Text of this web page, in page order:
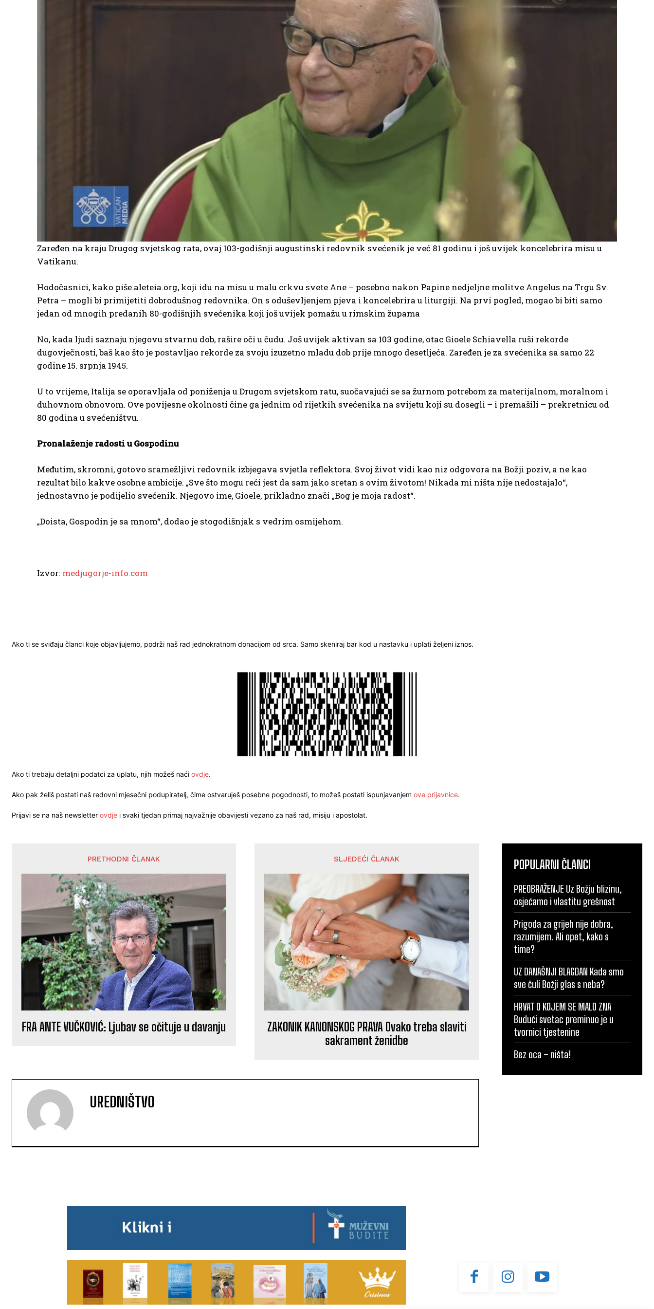
Zaređen na kraju Drugog svjetskog rata, ovaj 103-godišnji augustinski redovnik svećenik je već 81 godinu i još uvijek koncelebrira misu u
Vatikanu.
Hodočasnici, kako piše aleteia.org, koji idu na misu u malu crkvu svete Ane – posebno nakon Papine nedjeljne molitve Angelus na Trgu Sv.
Petra – mogli bi primijetiti dobrodušnog redovnika. On s oduševljenjem pjeva i koncelebrira u liturgiji. Na prvi pogled, mogao bi biti samo
jedan od mnogih predanih 80-godišnjih svećenika koji još uvijek pomažu u rimskim župama
No, kada ljudi saznaju njegovu stvarnu dob, rašire oči u čudu. Još uvijek aktivan sa 103 godine, otac Gioele Schiavella ruši rekorde
dugovječnosti, baš kao što je postavljao rekorde za svoju izuzetno mladu dob prije mnogo desetljeća. Zaređen je za svećenika sa samo 22
godine 15. srpnja 1945.
U to vrijeme, Italija se oporavljala od poniženja u Drugom svjetskom ratu, suočavajući se sa žurnom potrebom za materijalnom, moralnom i
duhovnom obnovom. Ove povijesne okolnosti čine ga jednim od rijetkih svećenika na svijetu koji su dosegli – i premašili – prekretnicu od
80 godina u svećeništvu.
Pronalaženje radosti u Gospodinu
Međutim, skromni, gotovo sramežljivi redovnik izbjegava svjetla reflektora. Svoj život vidi kao niz odgovora na Božji poziv, a ne kao
rezultat bilo kakve osobne ambicije. „Sve što mogu reći jest da sam jako sretan s ovim životom! Nikada mi ništa nije nedostajalo“,
jednostavno je podijelio svećenik. Njegovo ime, Gioele, prikladno znači „Bog je moja radost“.
„Doista, Gospodin je sa mnom“, dodao je stogodišnjak s vedrim osmijehom.
Izvor: medjugorje-info.com
Ako ti se sviđaju članci koje objavljujemo, podrži naš rad jednokratnom donacijom od srca. Samo skeniraj bar kod u nastavku i uplati željeni iznos.
Ako ti trebaju detaljni podatci za uplatu, njih možeš naći ovdje.
Ako pak želiš postati naš redovni mjesečni podupiratelj, čime ostvaruješ posebne pogodnosti, to možeš postati ispunjavanjem ove prijavnice.
Prijavi se na naš newsletter ovdje i svaki tjedan primaj najvažnije obavijesti vezano za naš rad, misiju i apostolat.
PRETHODNI ČLANAK
FRA ANTE VUČKOVIĆ: Ljubav se očituje u davanju
SLJEDEĆI ČLANAK
ZAKONIK KANONSKOG PRAVA Ovako treba slaviti
sakrament ženidbe
UREDNIŠTVO
POPULARNI ČLANCI
PREOBRAŽENJE Uz Božju blizinu,
osjećamo i vlastitu grešnost
Prigoda za grijeh nije dobra,
razumijem. Ali opet, kako s
time?
UZ DANAŠNJI BLAGDAN Kada smo
sve čuli Božji glas s neba?
HRVAT O KOJEM SE MALO ZNA
Budući svetac preminuo je u
tvornici tjestenine
Bez oca – ništa!